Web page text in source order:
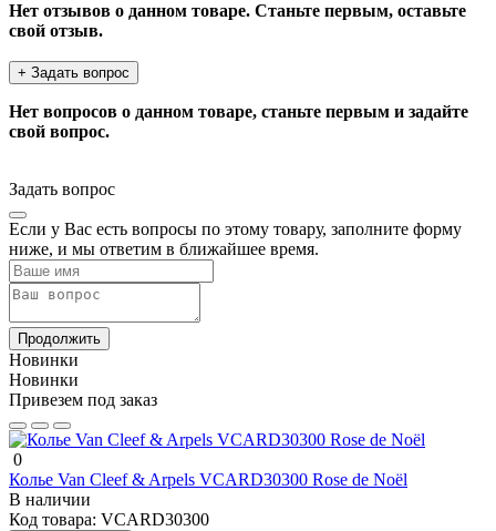
Нет отзывов о данном товаре. Станьте первым, оставьте
свой отзыв.
+ Задать вопрос
Нет вопросов о данном товаре, станьте первым и задайте
свой вопрос.
Задать вопрос
Если у Вас есть вопросы по этому товару, заполните форму
ниже, и мы ответим в ближайшее время.
Продолжить
Новинки
Новинки
Привезем под заказ
0
Колье Van Cleef & Arpels VCARD30300 Rose de Noël
В наличии
Код товара: VCARD30300